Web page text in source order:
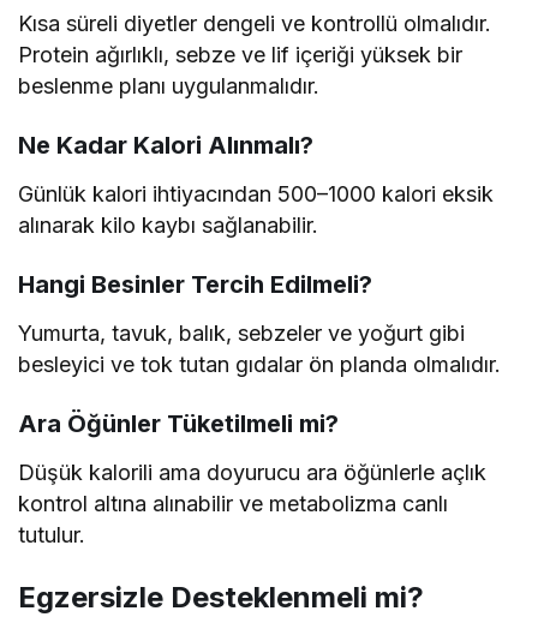
Kısa süreli diyetler dengeli ve kontrollü olmalıdır.
Protein ağırlıklı, sebze ve lif içeriği yüksek bir
beslenme planı uygulanmalıdır.
Ne Kadar Kalori Alınmalı?
Günlük kalori ihtiyacından 500–1000 kalori eksik
alınarak kilo kaybı sağlanabilir.
Hangi Besinler Tercih Edilmeli?
Yumurta, tavuk, balık, sebzeler ve yoğurt gibi
besleyici ve tok tutan gıdalar ön planda olmalıdır.
Ara Öğünler Tüketilmeli mi?
Düşük kalorili ama doyurucu ara öğünlerle açlık
kontrol altına alınabilir ve metabolizma canlı
tutulur.
Egzersizle Desteklenmeli mi?